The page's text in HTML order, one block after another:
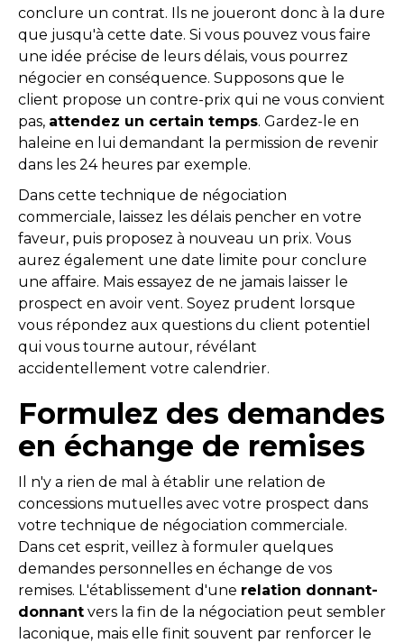
conclure un contrat. Ils ne joueront donc à la dure
que jusqu'à cette date. Si vous pouvez vous faire
une idée précise de leurs délais, vous pourrez
négocier en conséquence. Supposons que le
client propose un contre-prix qui ne vous convient
pas, attendez un certain temps. Gardez-le en
haleine en lui demandant la permission de revenir
dans les 24 heures par exemple.
Dans cette technique de négociation
commerciale, laissez les délais pencher en votre
faveur, puis proposez à nouveau un prix. Vous
aurez également une date limite pour conclure
une affaire. Mais essayez de ne jamais laisser le
prospect en avoir vent. Soyez prudent lorsque
vous répondez aux questions du client potentiel
qui vous tourne autour, révélant
accidentellement votre calendrier.
Formulez des demandes
en échange de remises
Il n'y a rien de mal à établir une relation de
concessions mutuelles avec votre prospect dans
votre technique de négociation commerciale.
Dans cet esprit, veillez à formuler quelques
demandes personnelles en échange de vos
remises. L'établissement d'une relation donnant-
donnant vers la fin de la négociation peut sembler
laconique, mais elle finit souvent par renforcer le